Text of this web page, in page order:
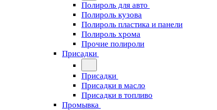
Полироль для авто
Полироль кузова
Полироль пластика и панели
Полироль хрома
Прочие полироли
Присадки
Присадки
Присадки в масло
Присадки в топливо
Промывка